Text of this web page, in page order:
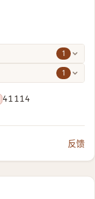
1
1
41114
反馈